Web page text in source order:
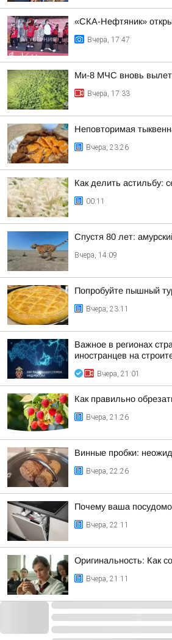
«СКА-Нефтяник»
Вчера, 17:47
Ми-8 МЧС вновь
Вчера, 17:33
Неповторимая
Вчера, 23:26
Как делить астильбу:
00:11
Спустя 80 лет:
Вчера, 14:09
Попробуйте пышный
Вчера, 23:11
Важное в регионах
иностранцев на
Вчера, 21:01
Как правильно
Вчера, 21:26
Винные пробки:
Вчера, 22:26
Почему ваша
Вчера, 22:11
Оригинальность: Как
Вчера, 21:11